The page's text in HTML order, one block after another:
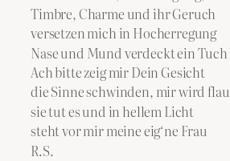
Timbre, Charme und ihr Geruch
versetzen mich in Hocherregung
Nase und Mund verdeckt ein Tuch
Ach bitte zeig mir Dein Gesicht
die Sinne schwinden, mir wird flau
sie tut es und in hellem Licht
steht vor mir meine eig‘ne Frau
R.S.